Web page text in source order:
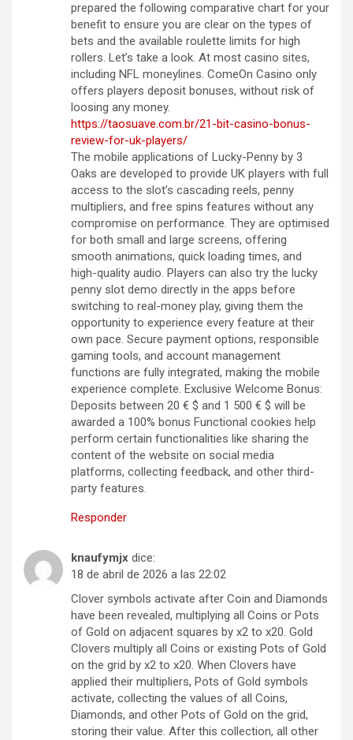
prepared the following comparative chart for your
benefit to ensure you are clear on the types of
bets and the available roulette limits for high
rollers. Let’s take a look. At most casino sites,
including NFL moneylines. ComeOn Casino only
offers players deposit bonuses, without risk of
loosing any money.
https://taosuave.com.br/21-bit-casino-bonus-
review-for-uk-players/
The mobile applications of Lucky-Penny by 3
Oaks are developed to provide UK players with full
access to the slot’s cascading reels, penny
multipliers, and free spins features without any
compromise on performance. They are optimised
for both small and large screens, offering
smooth animations, quick loading times, and
high-quality audio. Players can also try the lucky
penny slot demo directly in the apps before
switching to real-money play, giving them the
opportunity to experience every feature at their
own pace. Secure payment options, responsible
gaming tools, and account management
functions are fully integrated, making the mobile
experience complete. Exclusive Welcome Bonus:
Deposits between 20 € $ and 1 500 € $ will be
awarded a 100% bonus Functional cookies help
perform certain functionalities like sharing the
content of the website on social media
platforms, collecting feedback, and other third-
party features.
Responder
knaufymjx dice:
18 de abril de 2026 a las 22:02
Clover symbols activate after Coin and Diamonds
have been revealed, multiplying all Coins or Pots
of Gold on adjacent squares by x2 to x20. Gold
Clovers multiply all Coins or existing Pots of Gold
on the grid by x2 to x20. When Clovers have
applied their multipliers, Pots of Gold symbols
activate, collecting the values of all Coins,
Diamonds, and other Pots of Gold on the grid,
storing their value. After this collection, all other